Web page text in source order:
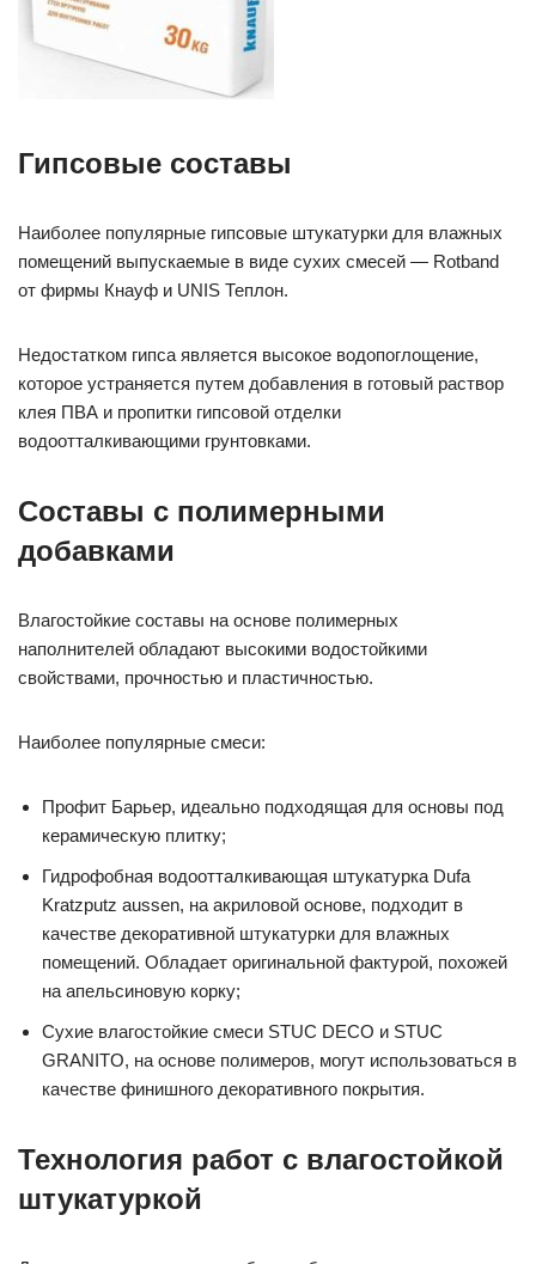
Гипсовые составы
Наиболее популярные гипсовые штукатурки для влажных
помещений выпускаемые в виде сухих смесей — Rotband
от фирмы Кнауф и UNIS Теплон.
Недостатком гипса является высокое водопоглощение,
которое устраняется путем добавления в готовый раствор
клея ПВА и пропитки гипсовой отделки
водоотталкивающими грунтовками.
Составы с полимерными
добавками
Влагостойкие составы на основе полимерных
наполнителей обладают высокими водостойкими
свойствами, прочностью и пластичностью.
Наиболее популярные смеси:
Профит Барьер, идеально подходящая для основы под
керамическую плитку;
Гидрофобная водоотталкивающая штукатурка Dufa
Kratzputz aussen, на акриловой основе, подходит в
качестве декоративной штукатурки для влажных
помещений. Обладает оригинальной фактурой, похожей
на апельсиновую корку;
Сухие влагостойкие смеси STUC DECO и STUC
GRANITO, на основе полимеров, могут использоваться в
качестве финишного декоративного покрытия.
Технология работ с влагостойкой
штукатуркой